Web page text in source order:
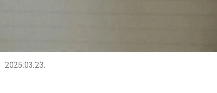
2025.03.23.